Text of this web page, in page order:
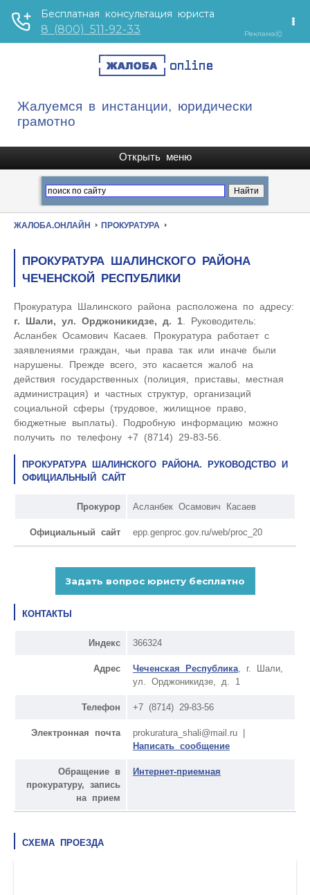
Жалуемся в инстанции, юридически
грамотно
ЖАЛОБА.ОНЛАЙН ПРОКУРАТУРА
ПРОКУРАТУРА ШАЛИНСКОГО РАЙОНА
ЧЕЧЕНСКОЙ РЕСПУБЛИКИ
Прокуратура Шалинского района расположена по адресу:
г. Шали, ул. Орджоникидзе, д. 1 . Руководитель:
Асланбек Осамович Касаев. Прокуратура работает с
заявлениями граждан, чьи права так или иначе были
нарушены. Прежде всего, это касается жалоб на
действия государственных (полиция, приставы, местная
администрация) и частных структур, организаций
социальной сферы (трудовое, жилищное право,
бюджетные выплаты). Подробную информацию можно
получить по телефону +7 (8714) 29-83-56.
ПРОКУРАТУРА ШАЛИНСКОГО РАЙОНА. РУКОВОДСТВО И
ОФИЦИАЛЬНЫЙ САЙТ
Прокурор Асланбек Осамович Касаев
Официальный сайт epp.genproc.gov.ru/web/proc_20
КОНТАКТЫ
Индекс 366324
Адрес Чеченская Республика , г. Шали,
ул. Орджоникидзе, д. 1
Телефон +7 (8714) 29-83-56
Электронная почта
prokuratura_shali@mail.ru |
Написать сообщение
Обращение в
прокуратуру, запись
на прием
Интернет-приемная
СХЕМА ПРОЕЗДА